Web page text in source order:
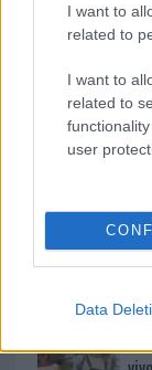
I want to
related to
I want to
related to
user
Data
Le